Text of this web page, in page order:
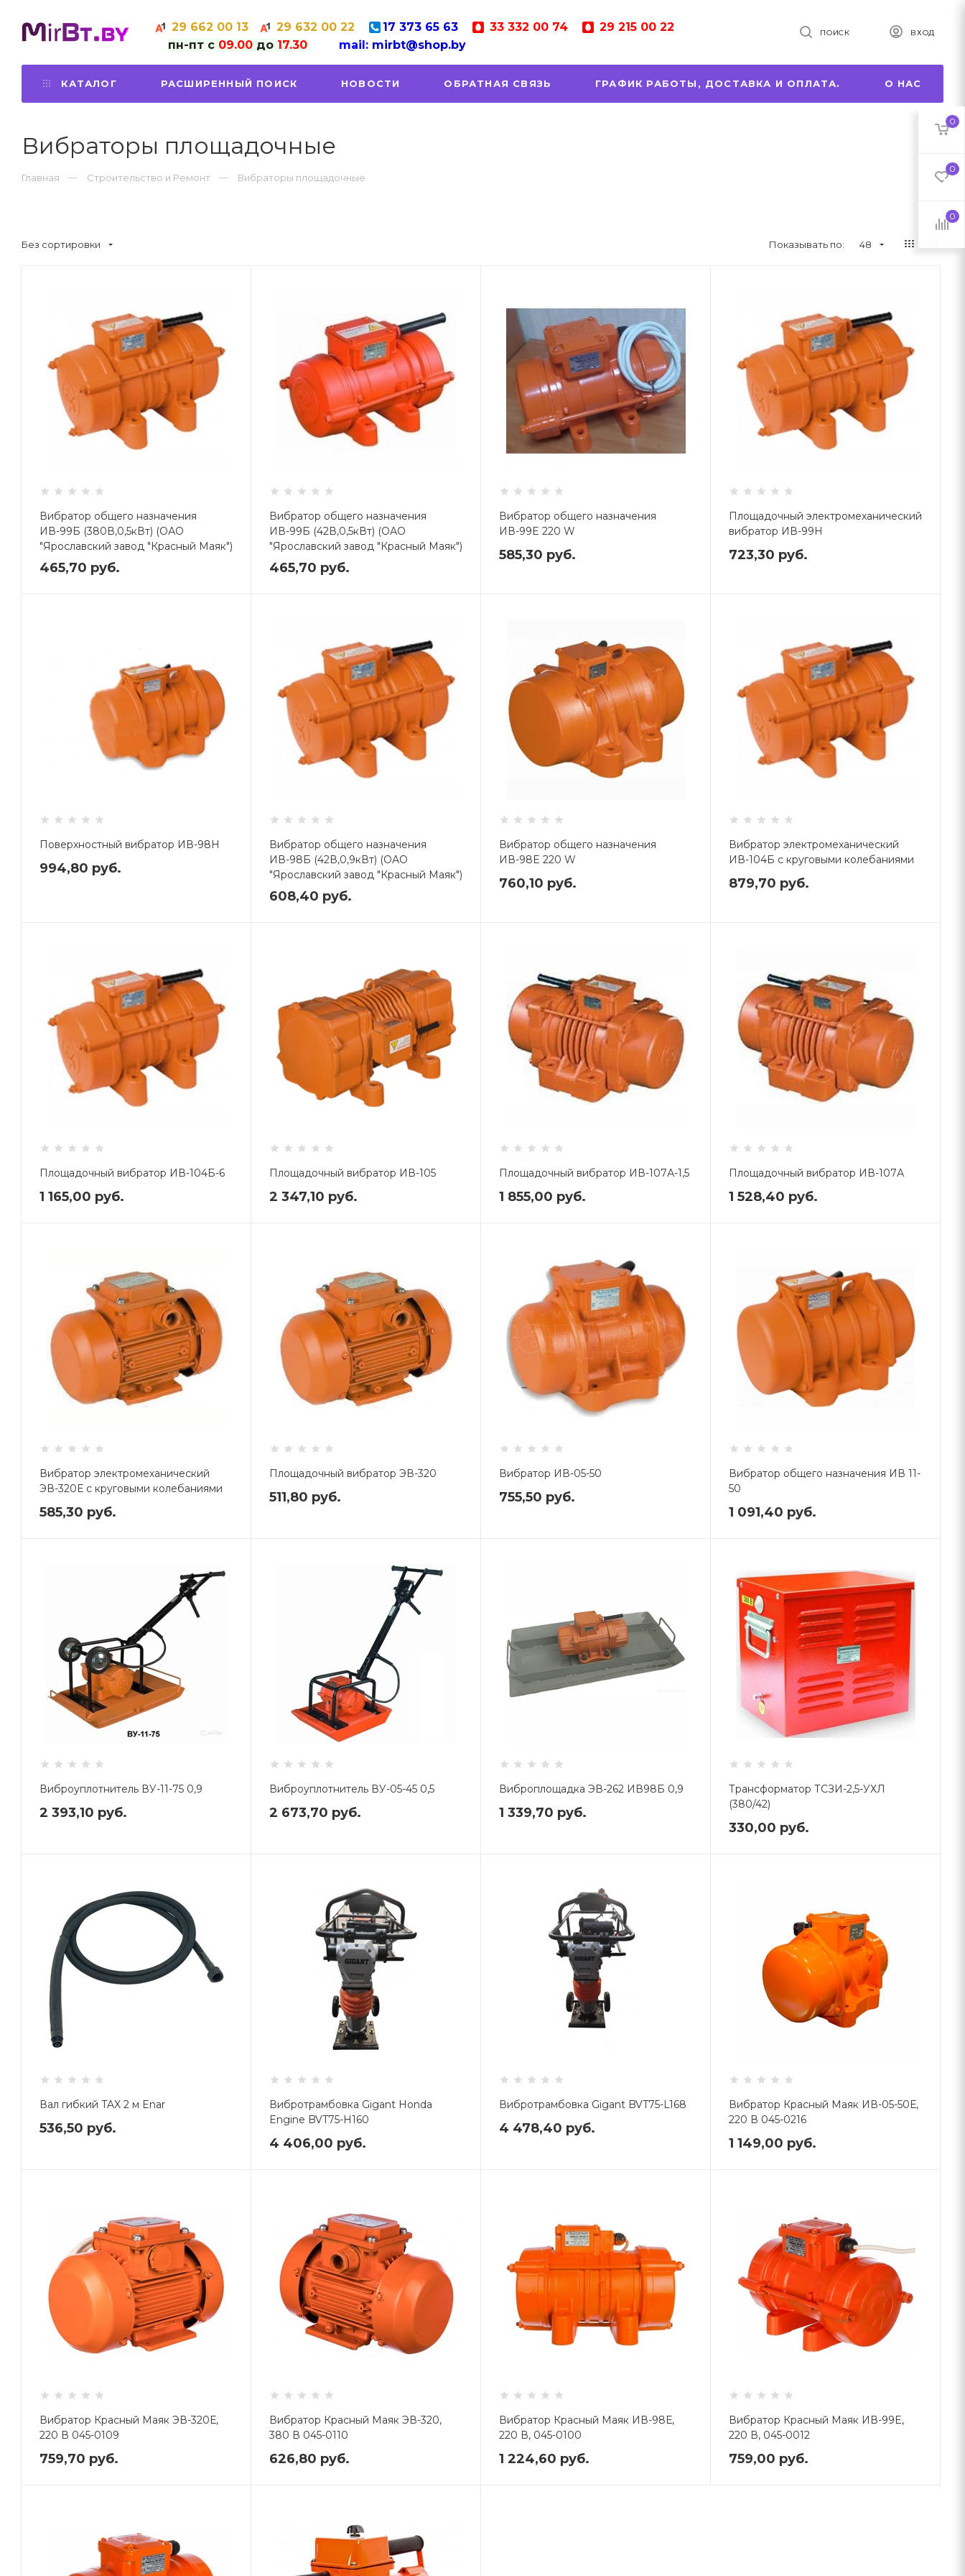
29 662 00 13 29 632 00 22 17373 65 63 33 332 00 74 29 215 00 22
пн-пт с 09.00 до 17.30 mail: mirbt@shop.by
ПОИСК ВХОД
КАТАЛОГ РАСШИРЕННЫЙ ПОИСК НОВОСТИ ОБРАТНАЯ СВЯЗЬ ГРАФИК РАБОТЫ, ДОСТАВКА И ОПЛАТА. О НАС
0
0
0
Вибраторы площадочные
Главная Строительство и Ремонт Вибраторы площадочные
Без сортировки Показывать по: 48
Вибратор общего назначения
ИВ-99Б (380В,0,5кВт) (ОАО
"Ярославский завод "Красный Маяк")
465,70 руб.
Вибратор общего назначения
ИВ-99Б (42В,0,5кВт) (ОАО
"Ярославский завод "Красный Маяк")
465,70 руб.
Вибратор общего назначения
ИВ-99E 220 W
585,30 руб.
Площадочный электромеханический
вибратор ИВ-99Н
723,30 руб.
Поверхностный вибратор ИВ-98Н
994,80 руб.
Вибратор общего назначения
ИВ-98Б (42В,0,9кВт) (ОАО
"Ярославский завод "Красный Маяк")
608,40 руб.
Вибратор общего назначения
ИВ-98E 220 W
760,10 руб.
Вибратор электромеханический
ИВ-104Б с круговыми колебаниями
879,70 руб.
Площадочный вибратор ИВ-104Б-6
1 165,00 руб.
Площадочный вибратор ИВ-105
2 347,10 руб.
Площадочный вибратор ИВ-107А-1,5
1 855,00 руб.
Площадочный вибратор ИВ-107А
1 528,40 руб.
Вибратор электромеханический
ЭВ-320Е с круговыми колебаниями
585,30 руб.
Площадочный вибратор ЭВ-320
511,80 руб.
Вибратор ИВ-05-50
755,50 руб.
Вибратор общего назначения ИВ 11-
50
1 091,40 руб.
Виброуплотнитель ВУ-11-75 0,9
2 393,10 руб.
Виброуплотнитель ВУ-05-45 0,5
2 673,70 руб.
Виброплощадка ЭВ-262 ИВ98Б 0,9
1 339,70 руб.
Трансформатор ТСЗИ-2,5-УХЛ
(380/42)
330,00 руб.
Вал гибкий TAX 2 м Enar
536,50 руб.
Вибротрамбовка Gigant Honda
Engine BVT75-H160
4 406,00 руб.
Вибротрамбовка Gigant BVT75-L168
4 478,40 руб.
Вибратор Красный Маяк ИВ-05-50Е,
220 В 045-0216
1 149,00 руб.
Вибратор Красный Маяк ЭВ-320Е,
220 В 045-0109
759,70 руб.
Вибратор Красный Маяк ЭВ-320,
380 В 045-0110
626,80 руб.
Вибратор Красный Маяк ИВ-98Е,
220 В, 045-0100
1 224,60 руб.
Вибратор Красный Маяк ИВ-99E,
220 В, 045-0012
759,00 руб.